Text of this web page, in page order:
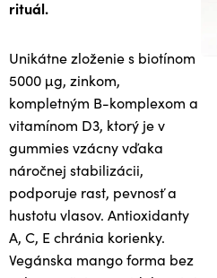
rituál.
Unikátne zloženie s biotínom
5000 μg, zinkom,
kompletným B-komplexom a
vitamínom D3, ktorý je v
gummies vzácny vďaka
náročnej stabilizácii,
podporuje rast, pevnosť a
hustotu vlasov. Antioxidanty
A, C, E chránia korienky.
Vegánska mango forma bez